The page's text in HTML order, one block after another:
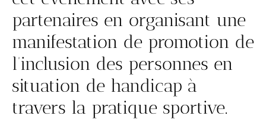
partenaires en organisant une
manifestation de promotion de
l’inclusion des personnes en
situation de handicap à
travers la pratique sportive.